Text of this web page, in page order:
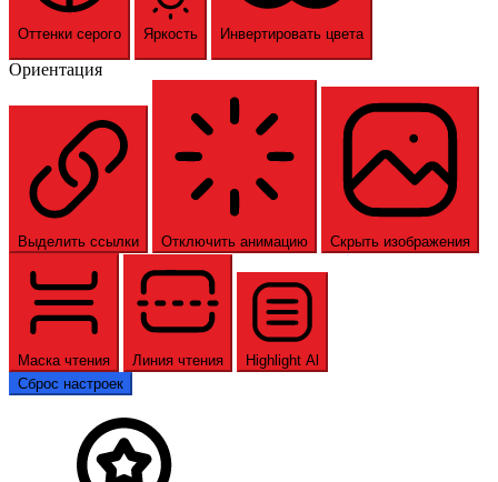
Оттенки серого Яркость Инвертировать цвета
Ориентация
Выделить ссылки Отключить анимацию Скрыть изображения
Маска чтения Линия чтения
Highlight Al
Сброс настроек